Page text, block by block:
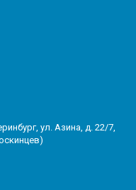
ул. Азина, д. 22/7,